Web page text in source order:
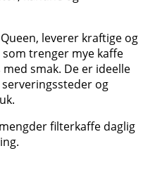
leverer kraftige og
trenger mye kaffe
smak. De er ideelle
og
filterkaffe daglig